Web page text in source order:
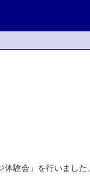
験会」を行いました。